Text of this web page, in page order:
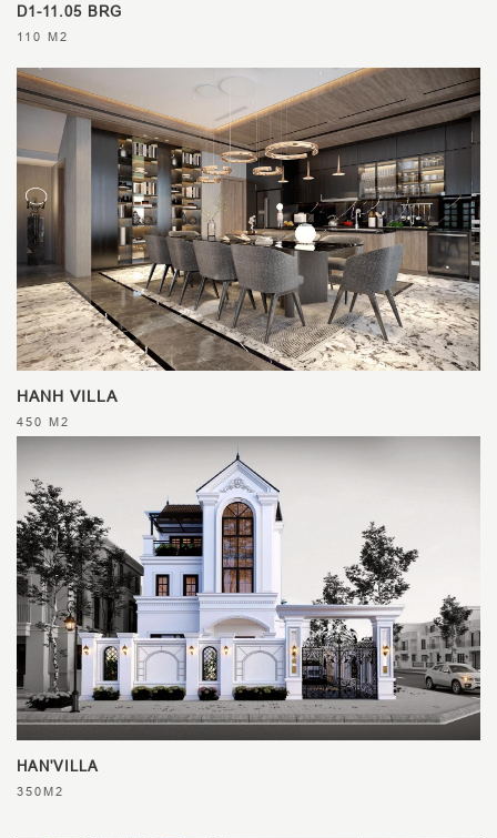
D1-11.05 BRG
110 M2
HANH VILLA
450 M2
HAN'VILLA
350M2